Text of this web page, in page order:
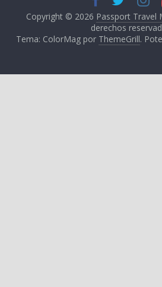
Copyright © 2026 Passport Travel
derechos
Tema: ColorMag por ThemeGrill.